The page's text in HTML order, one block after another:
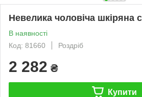
Невелика чоловіча шкіряна
В наявності
Код: 81660
Роздріб
2 282 ₴
Купити